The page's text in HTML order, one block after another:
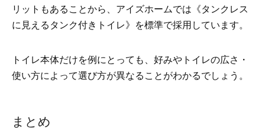
リットもあることから、アイズホームでは《タンクレス
に見えるタンク付きトイレ》を標準で採用しています。
トイレ本体だけを例にとっても、好みやトイレの広さ・
使い方によって選び方が異なることがわかるでしょう。
まとめ